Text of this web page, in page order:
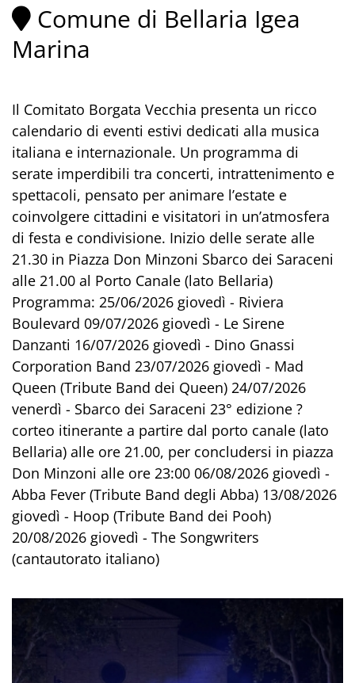
Comune di Bellaria Igea
Marina
Il Comitato Borgata Vecchia presenta un ricco
calendario di eventi estivi dedicati alla musica
italiana e internazionale. Un programma di
serate imperdibili tra concerti, intrattenimento e
spettacoli, pensato per animare l’estate e
coinvolgere cittadini e visitatori in un’atmosfera
di festa e condivisione. Inizio delle serate alle
21.30 in Piazza Don Minzoni Sbarco dei Saraceni
alle 21.00 al Porto Canale (lato Bellaria)
Programma: 25/06/2026 giovedì - Riviera
Boulevard 09/07/2026 giovedì - Le Sirene
Danzanti 16/07/2026 giovedì - Dino Gnassi
Corporation Band 23/07/2026 giovedì - Mad
Queen (Tribute Band dei Queen) 24/07/2026
venerdì - Sbarco dei Saraceni 23° edizione ?
corteo itinerante a partire dal porto canale (lato
Bellaria) alle ore 21.00, per concludersi in piazza
Don Minzoni alle ore 23:00 06/08/2026 giovedì -
Abba Fever (Tribute Band degli Abba) 13/08/2026
giovedì - Hoop (Tribute Band dei Pooh)
20/08/2026 giovedì - The Songwriters
(cantautorato italiano)